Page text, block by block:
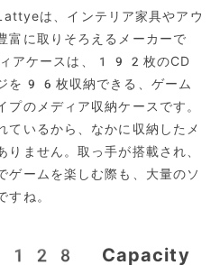
は、インテリア家具やアウ
富に取りそろえるメーカーで
ィアケースは、192枚のCD
を96枚収納できる、ゲーム
のメディア収納ケースです。
ているから、なかに収納したメ
ません。取っ手が搭載され、
ゲームを楽しむ際も、大量のソ
すね。
128 Capacity